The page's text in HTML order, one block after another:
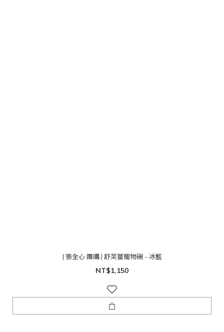
| 張全心 團購 | 舒芙蕾寵物碗 - 冰藍
NT$1,150